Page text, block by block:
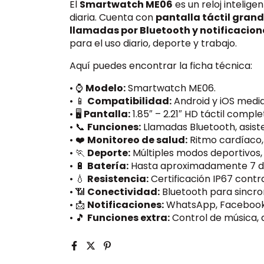
El Smartwatch ME06 esun reloj
diaria. Cuentacon pantalla táctil
llamadasporBluetoothy
paraelusodiario,deportey trabajo.
Aquí puedes encontrar la ficha técnica:
• ⌚ Modelo:Smartwatch ME06.
• 📱 Compatibilidad:AndroidyiOS
• 🖥️ Pantalla:1.85″ – 2.21″ HD táctil
• 📞 Funciones: Llamadas Bluetooth,
• ❤️ Monitoreo desalud: Ritmo
• 🏃 Deporte: Múltiples modosdeportivos,
• 🔋 Batería: Hastaaproximadamente 7
• 💧 Resistencia:Certificación IP67
• 📶 Conectividad: Bluetooth para
• 📩 Notificaciones:WhatsApp,
• 🎵 Funcionesextra:Controlde música,